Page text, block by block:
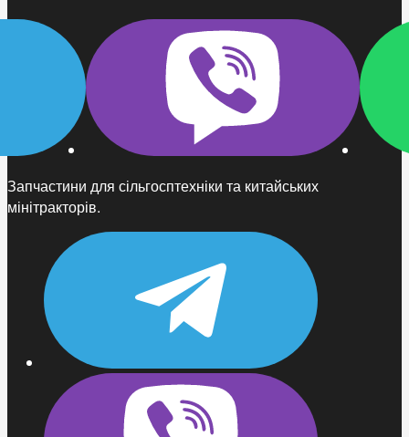
Запчастини для сільгосптехніки та китайських
мінітракторів.